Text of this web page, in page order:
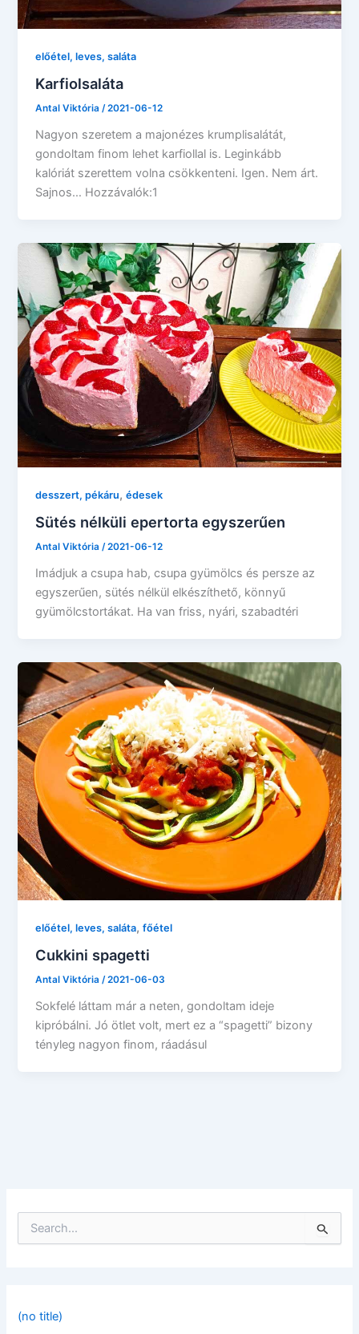
előétel, leves, saláta
Karfiolsaláta
Antal Viktória/2021-06-12
Nagyon szeretem a majonézes krumplisalátát,
gondoltam finom lehet karfiollal is. Leginkább
kalóriát szerettem volna csökkenteni. Igen. Nem árt.
Sajnos… Hozzávalók:1
desszert, pékáru,édesek
Sütés nélküli epertorta egyszerűen
Antal Viktória/2021-06-12
Imádjuk a csupa hab, csupa gyümölcs és persze az
egyszerűen, sütés nélkül elkészíthető, könnyű
gyümölcstortákat. Ha van friss, nyári, szabadtéri
előétel, leves, saláta,főétel
Cukkini spagetti
Antal Viktória/2021-06-03
Sokfelé láttam már a neten, gondoltam ideje
kipróbálni. Jó ötlet volt, mert ez a “spagetti” bizony
tényleg nagyon finom, ráadásul
f(no title)